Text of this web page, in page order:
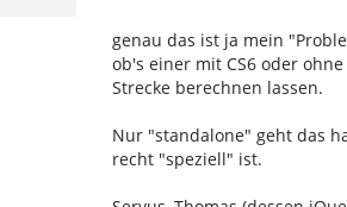
genau das ist ja mein
ob's einer mit CS6 oder
Strecke berechnen lassen.
Nur "standalone" geht das
recht "speziell" ist.